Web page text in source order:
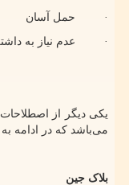
· حمل آسان
· عدم نیاز به
یکی دیگر از اصطلاحات
می‌باشد که در ادامه
بلاک جین